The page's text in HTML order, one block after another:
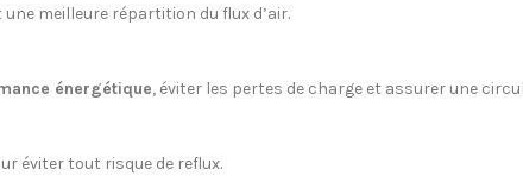
meilleure répartition du flux d’air.
énergétique, éviter les pertes de charge et assurer une
éviter tout risque de reflux.